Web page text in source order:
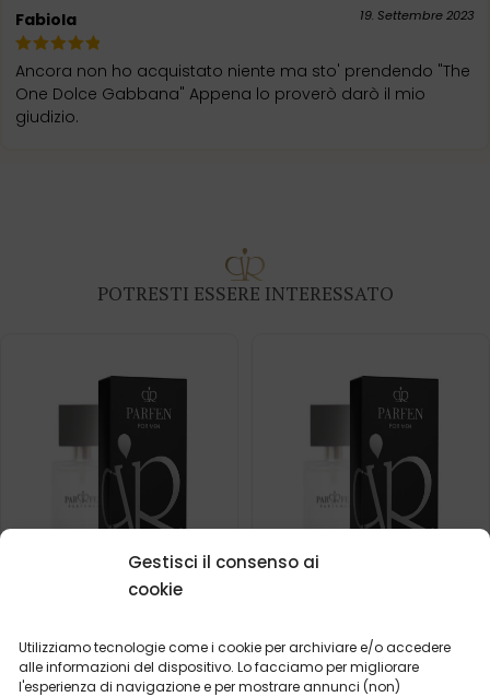
Gestisci il consenso ai
cookie
Utilizziamo tecnologie come i cookie per archiviare e/o accedere
alle informazioni del dispositivo. Lo facciamo per migliorare
l'esperienza di navigazione e per mostrare annunci (non)
Fabiola 19. Settembre 2023
Ancora non ho acquistato niente ma sto' prendendo "The
One Dolce Gabbana" Appena lo proverò darò il mio
giudizio.
POTRESTI ESSERE INTERESSATO
Profumo da uomo – 624
(50ml)
Cosa dicono i nostri
Profumo da uomo – 622
(50ml)
Cosa dicono i nostri